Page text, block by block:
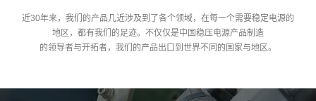
近30年来，我们的产品几近涉及到了各个领域，在每一个需要稳定电源的
地区，都有我们的足迹。不仅仅是中国稳压电源产品制造
的领导者与开拓者，我们的产品出口到世界不同的国家与地区。